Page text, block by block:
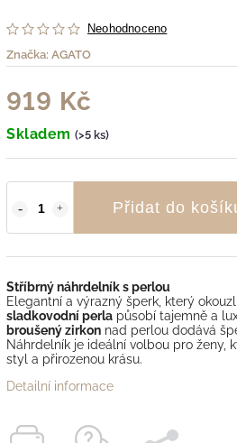
Neohodnoceno
Značka: AGATO
919 Kč
Skladem (>5 ks)
Přidat do
Stříbrný náhrdelník s perlou
Elegantní a výrazný šperk, který
sladkovodní perla působí tajemně a
broušený zirkon nad perlou dodává
Náhrdelník je ideální volbou pro ženy,
styl a přirozenou krásu.
Detailní informace